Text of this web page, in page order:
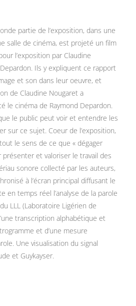
partie de l’exposition, dans une
salle de cinéma, est projeté un film
l’exposition par Claudine
Ils y expliquent ce rapport
et son dans leur oeuvre, et
de Claudine Nougaret a
le cinéma de Raymond Depardon.
le public peut voir et entendre les
sur ce sujet. Coeur de l’exposition,
le sens de ce que « dégager
présenter et valoriser le travail des
sonore collecté par les auteurs,
à l’écran principal diffusant le
en temps réel l’analyse de la parole
LLL (Laboratoire Ligérien de
transcription alphabétique et
et d’une mesure
Une visualisation du signal
et Guykayser.